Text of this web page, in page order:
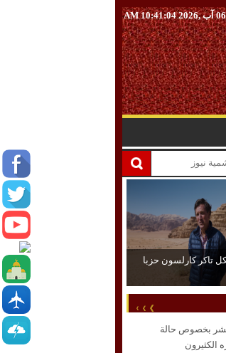
10:41:05 AM
تاكر كارلسون حزبا
بخصوص حالة
الكثيرون